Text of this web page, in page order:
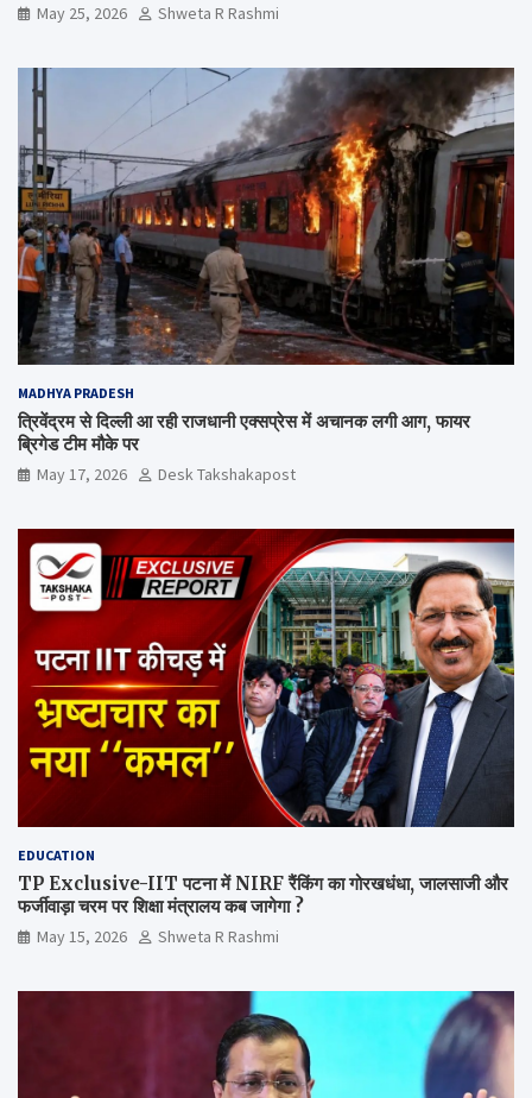
May 25, 2026 Shweta R Rashmi
MADHYA PRADESH
त्रिवेंद्रम से दिल्ली आ रही राजधानी एक्सप्रेस में अचानक लगी आग, फायर
ब्रिगेड टीम मौके पर
May 17, 2026 Desk Takshakapost
EDUCATION
TP Exclusive-IIT पटना में NIRF रैंकिंग का गोरखधंधा, जालसाजी और
फर्जीवाड़ा चरम पर शिक्षा मंत्रालय कब जागेगा ?
May 15, 2026 Shweta R Rashmi